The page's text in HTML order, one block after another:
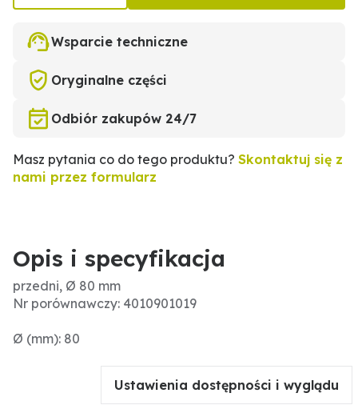
Wsparcie techniczne
Oryginalne części
Odbiór zakupów 24/7
Masz pytania co do tego produktu? Skontaktuj się z
nami przez formularz
Opis i specyfikacja
przedni, Ø 80 mm
Nr porównawczy: 4010901019
Ø (mm): 80
Ustawienia dostępności i wyglądu